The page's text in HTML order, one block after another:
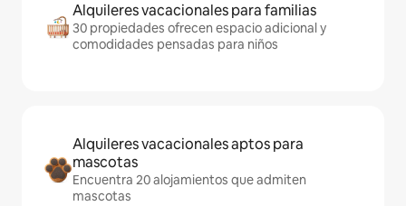
Alquileres vacacionales para familias
30 propiedades ofrecen espacio adicional y
comodidades pensadas para niños
Alquileres vacacionales aptos para
mascotas
Encuentra 20 alojamientos que admiten
mascotas